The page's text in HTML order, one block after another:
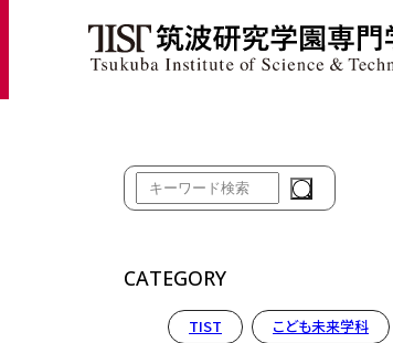
CATEGORY
TIST こども未来学科